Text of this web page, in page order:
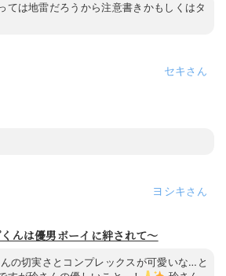
ては地雷だろうから注意書きかもしくはタ
セキ
ヨシキ
んは優男ボーイに絆されて～
の切実さとコンプレックスが可愛いな…と